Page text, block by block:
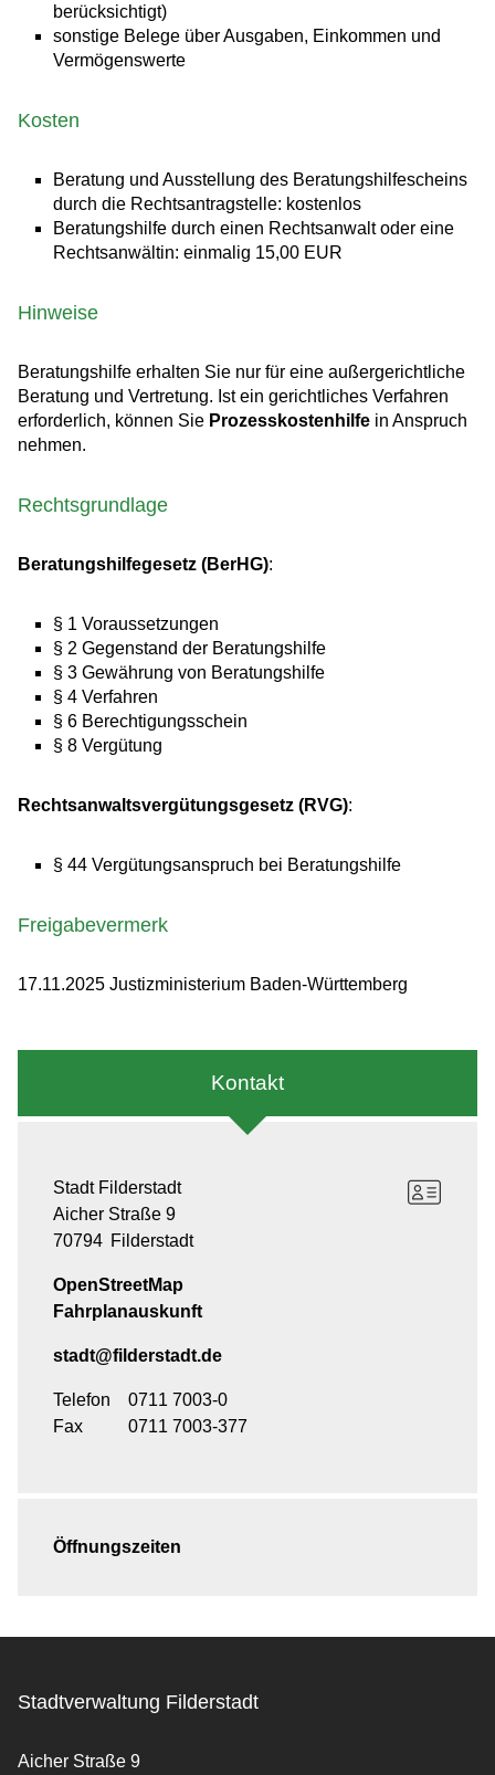
berücksichtigt)
sonstige Belege über Ausgaben, Einkommen und
Vermögenswerte
Kosten
Beratung und Ausstellung des Beratungshilfescheins
durch die Rechtsantragstelle: kostenlos
Beratungshilfe durch einen Rechtsanwalt oder eine
Rechtsanwältin: einmalig 15,00 EUR
Hinweise
Beratungshilfe erhalten Sie nur für eine außergerichtliche
Beratung und Vertretung. Ist ein gerichtliches Verfahren
erforderlich, können Sie Prozesskostenhilfe in Anspruch
nehmen.
Rechtsgrundlage
Beratungshilfegesetz (BerHG):
§ 1 Voraussetzungen
§ 2 Gegenstand der Beratungshilfe
§ 3 Gewährung von Beratungshilfe
§ 4 Verfahren
§ 6 Berechtigungsschein
§ 8 Vergütung
Rechtsanwaltsvergütungsgesetz (RVG):
§ 44 Vergütungsanspruch bei Beratungshilfe
Freigabevermerk
17.11.2025 Justizministerium Baden-Württemberg
Kontakt
Stadt Filderstadt
Aicher Straße 9
70794 Filderstadt
OpenStreetMap
Fahrplanauskunft
stadt@filderstadt.de
Telefon
0711 7003-0
Fax
0711 7003-377
Öffnungszeiten
Stadtverwaltung Filderstadt
Aicher Straße 9